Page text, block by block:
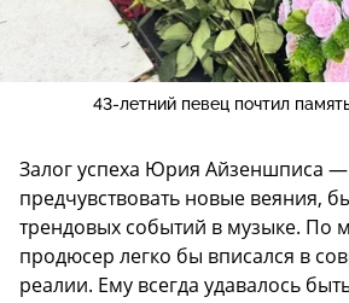
43-летний певец почтил
Залог успеха Юрия Айзеншписа
предчувствовать новые веяния,
трендовых событий в музыке.
продюсер легко бы вписался в
реалии. Ему всегда удавалось